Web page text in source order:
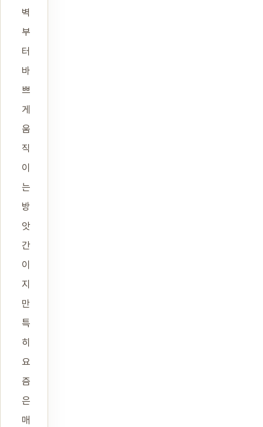
벽
부
터
바
쁘
게
움
직
이
는
방
앗
간
이
지
만
특
히
요
즘
은
매